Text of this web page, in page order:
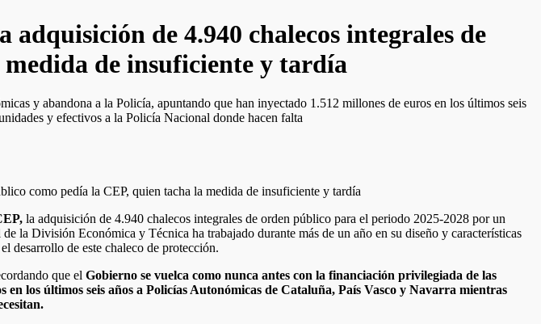
de 4.940 chalecos integrales de
de insuficiente y tardía
y abandona a la Policía, apuntando que han inyectado 1.512 millones de euros en los últimos seis
y efectivos a la Policía Nacional donde hacen falta
la adquisición de 4.940 chalecos integrales de orden público para el periodo 2025-2028 por un
División Económica y Técnica ha trabajado durante más de un año en su diseño y características
desarrollo de este chaleco de protección.
que el Gobierno se vuelca como nunca antes con la financiación privilegiada de las
en los últimos seis años a Policías Autonómicas de Cataluña, País Vasco y Navarra mientras